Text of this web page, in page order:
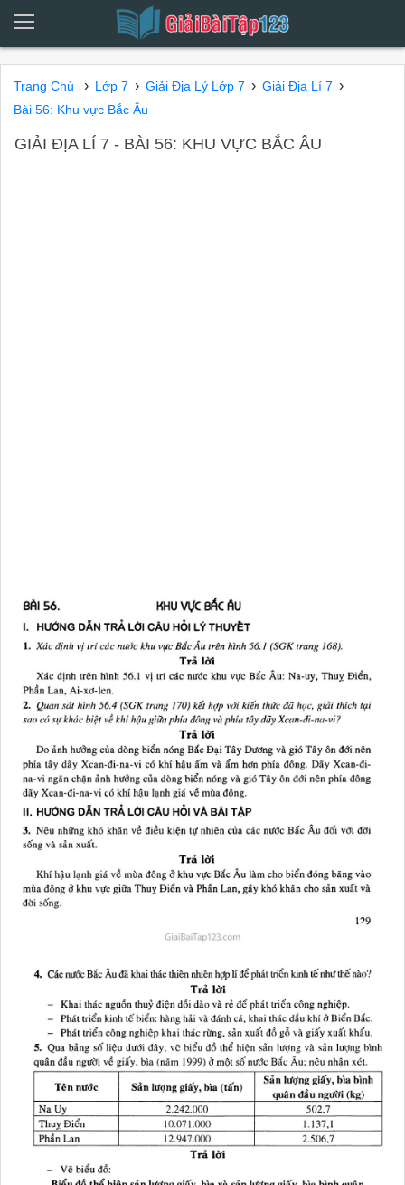
Trang Chủ › Lớp 7 › Giải Địa Lý Lớp 7 › Giải Địa Lí 7 ›
Bài 56: Khu vực Bắc Âu
GIẢI ĐỊA LÍ 7 - BÀI 56: KHU VỰC BẮC ÂU